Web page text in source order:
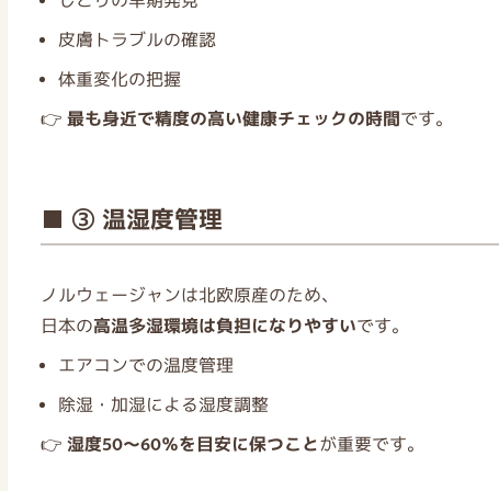
皮膚トラブルの確認
体重変化の把握
👉 最も身近で精度の高い健康チェックの時間です。
■ ③ 温湿度管理
ノルウェージャンは北欧原産のため、
日本の高温多湿環境は負担になりやすいです。
エアコンでの温度管理
除湿・加湿による湿度調整
👉 湿度50〜60％を目安に保つことが重要です。